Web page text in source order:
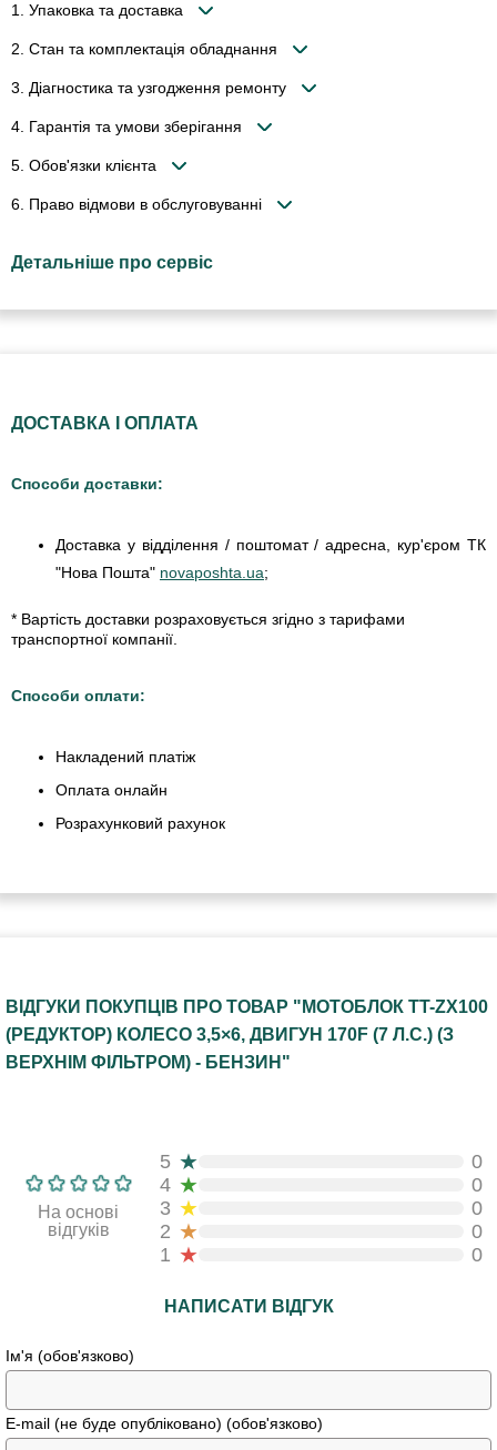
1. Упаковка та доставка
2. Стан та комплектація обладнання
3. Діагностика та узгодження ремонту
4. Гарантія та умови зберігання
5. Обов'язки клієнта
6. Право відмови в обслуговуванні
Детальніше про сервіс
ДОСТАВКА І ОПЛАТА
Способи доставки:
Доставка у відділення / поштомат / адресна, кур'єром ТК
"Нова Пошта" novaposhta.ua;
* Вартість доставки розраховується згідно з тарифами
транспортної компанії.
Способи оплати:
Накладений платіж
Оплата онлайн
Розрахунковий рахунок
ВІДГУКИ ПОКУПЦІВ ПРО ТОВАР "МОТОБЛОК TT-ZX100
(РЕДУКТОР) КОЛЕСО 3,5×6, ДВИГУН 170F (7 Л.С.) (З
ВЕРХНІМ ФІЛЬТРОМ) - БЕНЗИН"
На основі
відгуків
5 ★
0
4 ★
0
3 ★
0
2 ★
0
1 ★ 0
НАПИСАТИ ВІДГУК
Ім'я (обов'язково)
E-mail (не буде опубліковано) (обов'язково)